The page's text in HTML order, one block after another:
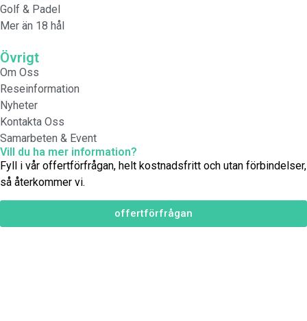
Golf & Padel
Mer än 18 hål
Övrigt
Om Oss
Reseinformation
Nyheter
Kontakta Oss
Samarbeten & Event
Vill du ha mer information?
Fyll i vår offertförfrågan, helt kostnadsfritt och utan förbindelser,
så återkommer vi.
offertförfrågan